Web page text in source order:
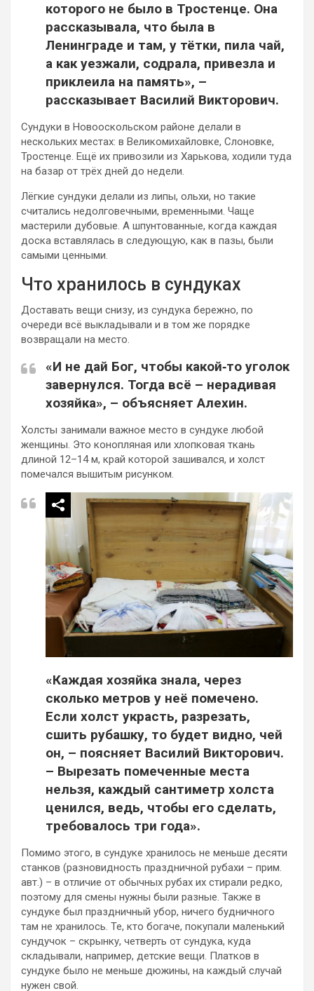
которого не было в Тростенце. Она
рассказывала, что была в
Ленинграде и там, у тётки, пила чай,
а как уезжали, содрала, привезла и
приклеила на память», –
рассказывает Василий Викторович.
Сундуки в Новооскольском районе делали в
нескольких местах: в Великомихайловке, Слоновке,
Тростенце. Ещё их привозили из Харькова, ходили туда
на базар от трёх дней до недели.
Лёгкие сундуки делали из липы, ольхи, но такие
считались недолговечными, временными. Чаще
мастерили дубовые. А шпунтованные, когда каждая
доска вставлялась в следующую, как в пазы, были
самыми ценными.
Что хранилось в сундуках
Доставать вещи снизу, из сундука бережно, по
очереди всё выкладывали и в том же порядке
возвращали на место.
«И не дай Бог, чтобы какой‑то уголок
завернулся. Тогда всё – нерадивая
хозяйка», – объясняет Алехин.
Холсты занимали важное место в сундуке любой
женщины. Это конопляная или хлопковая ткань
длиной 12–14 м, край которой зашивался, и холст
помечался вышитым рисунком.
«Каждая хозяйка знала, через
сколько метров у неё помечено.
Если холст украсть, разрезать,
сшить рубашку, то будет видно, чей
он, – поясняет Василий Викторович.
– Вырезать помеченные места
нельзя, каждый сантиметр холста
ценился, ведь, чтобы его сделать,
требовалось три года».
Помимо этого, в сундуке хранилось не меньше десяти
станков (разновидность праздничной рубахи – прим.
авт.) – в отличие от обычных рубах их стирали редко,
поэтому для смены нужны были разные. Также в
сундуке был праздничный убор, ничего будничного
там не хранилось. Те, кто богаче, покупали маленький
сундучок – скрынку, четверть от сундука, куда
складывали, например, детские вещи. Платков в
сундуке было не меньше дюжины, на каждый случай
нужен свой.